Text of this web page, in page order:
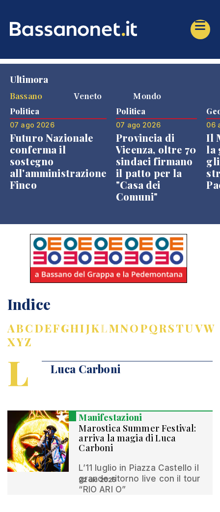
Ultimora
Bassano
Veneto Mondo
Politica
07 ago 2026
Futuro Nazionale
conferma il
sostegno
all'amministrazione
Finco
Politica
07 ago 2026
Provincia di
Vicenza, oltre 70
sindaci firmano
il patto per la
"Casa dei
Comuni"
06
Il
la
Indice
ABCDEFGHIJKLMNOPQRSTUVW
XYZ
L Luca Carboni
Manifestazioni
Marostica Summer Festival:
arriva la magia di Luca
Carboni
L’11 luglio in Piazza Castello il
grande ritorno live con il tour
“RIO ARI O”
22 dic 2025